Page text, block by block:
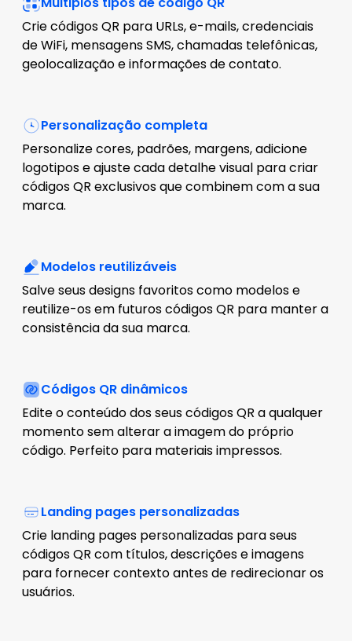
Crie códigos QR para URLs, e-mails, credenciais
de WiFi, mensagens SMS, chamadas telefônicas,
geolocalização e informações de contato.
Personalização completa
Personalize cores, padrões, margens, adicione
logotipos e ajuste cada detalhe visual para criar
códigos QR exclusivos que combinem com a sua
marca.
Modelos reutilizáveis
Salve seus designs favoritos como modelos e
reutilize-os em futuros códigos QR para manter a
consistência da sua marca.
Códigos QR dinâmicos
Edite o conteúdo dos seus códigos QR a qualquer
momento sem alterar a imagem do próprio
código. Perfeito para materiais impressos.
Landing pages personalizadas
Crie landing pages personalizadas para seus
códigos QR com títulos, descrições e imagens
para fornecer contexto antes de redirecionar os
usuários.